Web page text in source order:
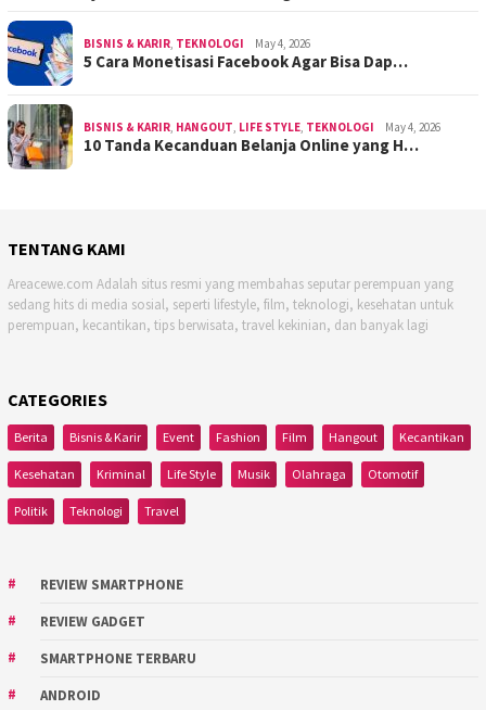
BISNIS & KARIR TEKNOLOGI May 4, 2026
5 Cara Monetisasi Facebook Agar Bisa Dap…
BISNIS & KARIR HANGOUT LIFE STYLE TEKNOLOGI May 4, 2026
10 Tanda Kecanduan Belanja Online yang H…
TENTANG KAMI
Areacewe.com Adalah situs resmi yang membahas seputar perempuan yang
sedang hits di media sosial, seperti lifestyle, film, teknologi, kesehatan untuk
perempuan, kecantikan, tips berwisata, travel kekinian, dan banyak lagi
CATEGORIES
Berita Bisnis & Karir Event Fashion Film Hangout Kecantikan
Kesehatan Kriminal Life Style Musik Olahraga Otomotif
Politik Teknologi Travel
REVIEW SMARTPHONE
REVIEW GADGET
SMARTPHONE TERBARU
ANDROID